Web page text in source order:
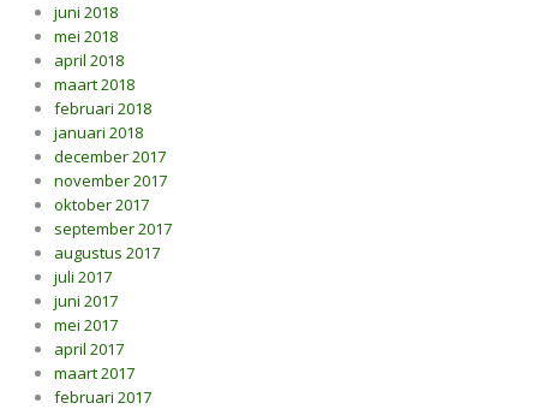
juni 2018
mei 2018
april 2018
maart 2018
februari 2018
januari 2018
december 2017
november 2017
oktober 2017
september 2017
augustus 2017
juli 2017
juni 2017
mei 2017
april 2017
maart 2017
februari 2017